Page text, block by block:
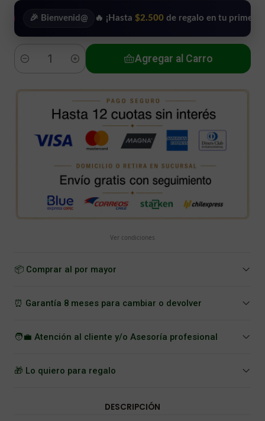
🎉 Bienvenid@ 🔥 ¡Hasta $2.500de regalo en tu primera
Cantidad
Agregar al Carro
Ver condiciones
📦 Comprar al por mayor
⏰ Garantía 8 meses para cambiar o devolver
🧑‍💼 Atención al cliente y/o Asesoría profesional
🎁 Lo quiero para regalo
DESCRIPCIÓN